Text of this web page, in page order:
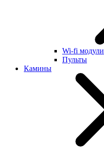
Wi-fi модули
Пульты
Камины